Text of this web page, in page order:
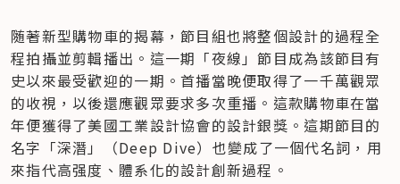
随著新型購物車的揭幕，節目組也將整個設計的過程全
程拍攝並剪輯播出。這一期「夜線」節目成為該節目有
史以來最受歡迎的一期。首播當晚便取得了一千萬觀眾
的收視，以後還應觀眾要求多次重播。這款購物車在當
年便獲得了美國工業設計協會的設計銀獎。這期節目的
名字「深潛」（Deep Dive）也變成了一個代名詞，用
來指代高强度、體系化的設計創新過程。